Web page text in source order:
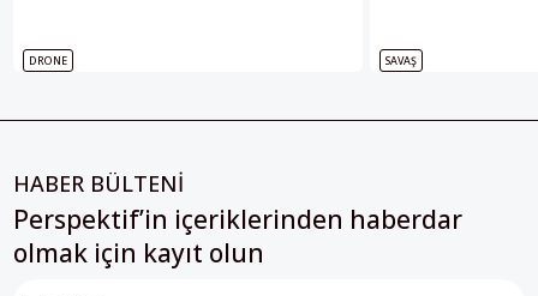
DRONE SAVAŞ
HABER BÜLTENİ
Perspektif’in içeriklerinden haberdar
olmak için kayıt olun